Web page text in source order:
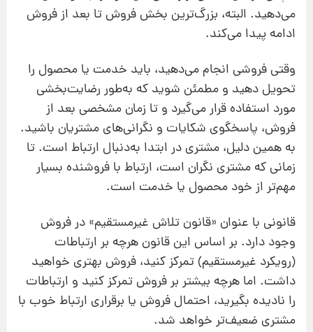
می‌دهید. البته، بزرگ‌ترین بخش فروش تا بعد از فروش
ادامه پیدا می‌کند.
وقتی فروشی انجام می‌دهید، باید خدمت یا محصول را
تحویل دهید و مطمئن شوید که به‌طور رضایت‌بخشی
مورد استفاده قرار می‌گیرد و تا زمان مشخصی بعد از
فروش، پاسخگوی شکایات و نگرانی‌های مشتریان باشید.
به همین دلیل، مشتری در ابتدا به‌دنبال ارتباط است. تا
زمانی که مشتری نگران است، ارتباط با فروشنده بسیار
مهم‌تر از خود محصول یا خدمت است.
قانونی با عنوان «قانون تلاش غیر‌مستقیم» در فروش
وجود دارد. بر اساس این قانون هرچه بر ارتباطات
(رویکرد غیرمستقیم) تمرکز کنید، فروش بهتری خواهید
داشت. اما هرچه بیشتر بر فروش تمرکز کنید و ارتباطات
را نادیده بگیرید، احتمال فروش یا برقراری ارتباط خوب با
مشتری ضعیف‌تر خواهد شد.